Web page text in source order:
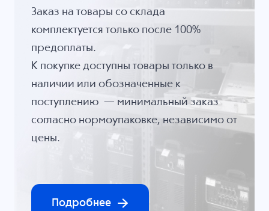
Заказ на товары со склада
комплектуется только после 100%
предоплаты.
К покупке доступны товары только в
наличии или обозначенные к
поступлению — минимальный заказ
согласно нормоупаковке, независимо от
цены.
Подробнее